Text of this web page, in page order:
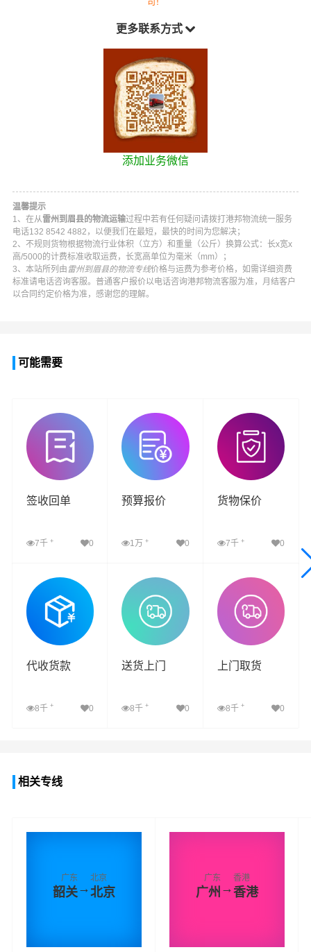
更多联系方式
添加业务微信
温馨提示
1、在从雷州到眉县的物流运输过程中若有任何疑问请拨打 港邦物流统一服务
电话132 8542 4882 ，以便我们在最短，最快的时间为您解决；
2、不规则货物根据物流行业体积（立方）和重量（公斤）换算公式：长x宽x
高/5000的计费标准收取运费，长宽高单位为毫米（mm）；
3、本站所列由 雷州到眉县的物流专线价格与运费为参考价格，如需详细资费
标准请电话咨询客服。普通客户报价以电话咨询港邦物流客服为准，月结客户
以合同约定价格为准，感谢您的理解。
可能需要
签收回单
7千 + 0
查看详细
预算报价
1万+ 0
查看详细
货物保价
7千 + 0
查看详细
代收货款
8千 + 0
送货上门
8千+ 0
上门取货
8千 + 0
相关专线
广东
韶关→
北京
北京
广东
广州 →
香港
香港